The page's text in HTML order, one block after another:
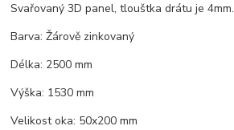
Svařovaný 3D panel, tlouštka drátu je 4mm.
Barva: Žárově zinkovaný
Délka: 2500 mm
Výška: 1530 mm
Velikost oka: 50x200 mm